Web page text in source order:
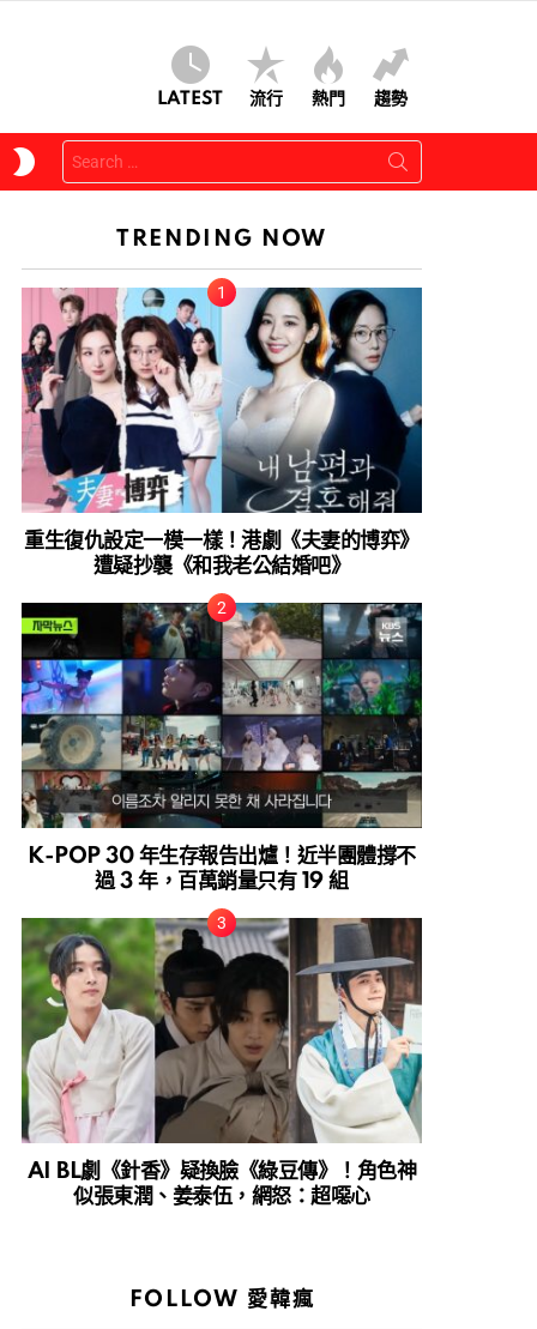
LATEST 流行 熱門 趨勢
SKIN
Search
for:
TRENDING NOW
重生復仇設定一模一樣！港劇《夫妻的博弈》
遭疑抄襲《和我老公結婚吧》
K-POP 30 年生存報告出爐！近半團體撐不
過 3 年，百萬銷量只有 19 組
AI BL劇《針香》疑換臉《綠豆傳》！角色神
似張東潤、姜泰伍，網怒：超噁心
FOLLOW 愛韓瘋